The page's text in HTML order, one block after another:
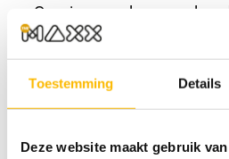
Toestemming Details
Deze website maakt gebruik
Opruim- en
BEKIJK DE